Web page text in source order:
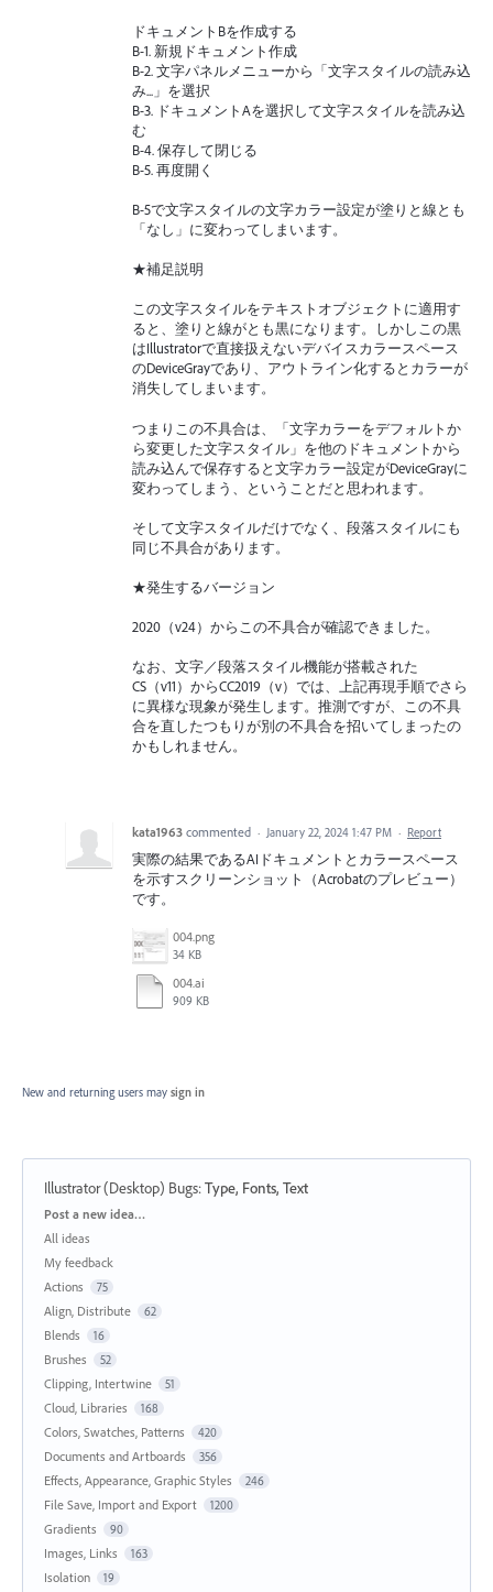
ドキュメントBを作成する
B-1. 新規ドキュメント作成
B-2. 文字パネルメニューから「文字スタイルの読み込
み...」を選択
B-3. ドキュメントAを選択して文字スタイルを読み込
む
B-4. 保存して閉じる
B-5. 再度開く
B-5で文字スタイルの文字カラー設定が塗りと線とも
「なし」に変わってしまいます。
★補足説明
この文字スタイルをテキストオブジェクトに適用す
ると、塗りと線がとも黒になります。しかしこの黒
はIllustratorで直接扱えないデバイスカラースペース
のDeviceGrayであり、アウトライン化するとカラーが
消失してしまいます。
つまりこの不具合は、「文字カラーをデフォルトか
ら変更した文字スタイル」を他のドキュメントから
読み込んで保存すると文字カラー設定がDeviceGrayに
変わってしまう、ということだと思われます。
そして文字スタイルだけでなく、段落スタイルにも
同じ不具合があります。
★発生するバージョン
2020（v24）からこの不具合が確認できました。
なお、文字／段落スタイル機能が搭載された
CS（v11）からCC2019（v）では、上記再現手順でさら
に異様な現象が発生します。推測ですが、この不具
合を直したつもりが別の不具合を招いてしまったの
かもしれません。
kata1963 commented · January 22, 2024 1:47 PM · Report
実際の結果であるAIドキュメントとカラースペース
を示すスクリーンショット（Acrobatのプレビュー）
です。
004.png
34 KB
004.ai
909 KB
New and returning users may sign in
Illustrator (Desktop) Bugs:Type, Fonts, Text
Categories
Post a new idea…
All ideas
My feedback
Actions
75
Align, Distribute 62
Blends 16
Brushes 52
Clipping, Intertwine 51
Cloud, Libraries 168
Colors, Swatches, Patterns 420
Documents and Artboards 356
Effects, Appearance, Graphic Styles 246
File Save, Import and Export 1200
Gradients 90
Images, Links 163
Isolation 19